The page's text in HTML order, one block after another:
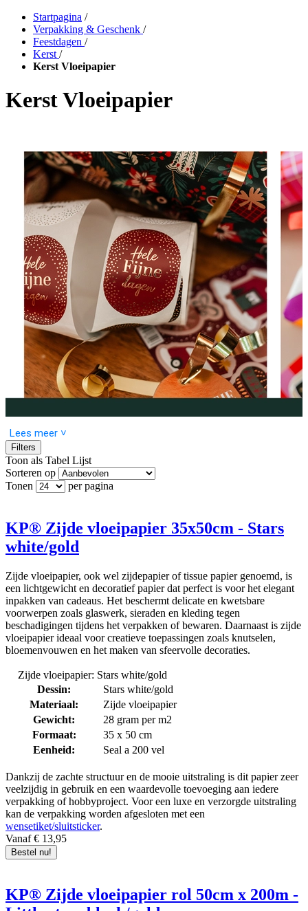
Startpagina /
Verpakking & Geschenk /
Feestdagen /
Kerst /
Kerst Vloeipapier
Kerst Vloeipapier
Bedrukt zijde vloeipapier met Kerst dessin. Stevig en kleurvast zijde
beschermen tijdens uwverzending.
Door de speciale coating is het vloeipapier kleurvast en geeft dus
uw vloeipapier verpakking op luxe wijze door
een wensetiket/sluitstickerte gebruiken! Zijde vloeipapier wordt
daarnaast vaak samen gekocht metdraagtassen ofverzenddozen
Lees meer ˅
Filters
Toon als Tabel Lijst
Sorteren op
Tonen
per pagina
KP® Zijde vloeipapier 35x50cm - Stars
white/gold
Zijde vloeipapier, ook wel zijdepapier of tissue papier genoemd, is
een lichtgewicht en decoratief papier dat perfect is voor het elegant
inpakken van cadeaus. Het beschermt delicate en kwetsbare
voorwerpen zoals glaswerk, sieraden en kleding tegen
beschadigingen tijdens het verpakken of bewaren. Daarnaast is zijde
vloeipapier ideaal voor creatieve toepassingen zoals knutselen,
bloemenvouwen en het maken van sfeervolle decoraties.
Zijde vloeipapier: Stars white/gold
Dessin:
Stars white/gold
Materiaal:
Zijde vloeipapier
Gewicht:
28 gram per m2
Formaat:
35 x 50 cm
Eenheid:
Seal a 200 vel
Dankzij de zachte structuur en de mooie uitstraling is dit papier zeer
veelzijdig in gebruik en een waardevolle toevoeging aan iedere
verpakking of hobbyproject. Voor een luxe en verzorgde uitstraling
kan de verpakking worden afgesloten met een
wensetiket/sluitsticker.
Vanaf € 13,95
Bestel nu!
KP® Zijde vloeipapier rol 50cm x 200m -